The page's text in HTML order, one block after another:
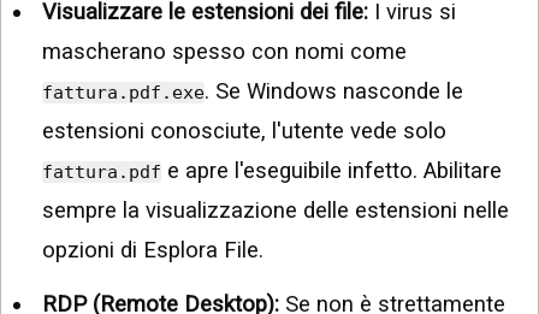
Visualizzare le estensioni dei file: I virus si
mascherano spesso con nomi come
fattura.pdf.exe. Se Windows nasconde le
estensioni conosciute, l'utente vede solo
fattura.pdf e apre l'eseguibile infetto. Abilitare
sempre la visualizzazione delle estensioni nelle
opzioni di Esplora File.
RDP (Remote Desktop): Se non è strettamente